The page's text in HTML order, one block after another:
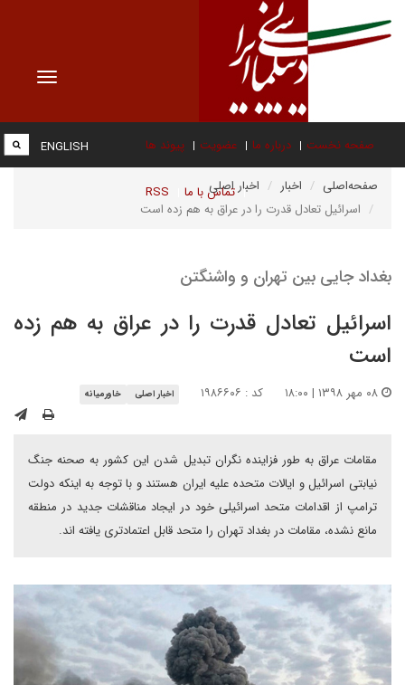
Toggle
صفحه نخست درباره ما عضویت پیوند ها
تماس با ما RSS
ENGLISH
صفحه‌اصلی اخبار
اخبار اصلی
اسرائیل تعادل قدرت را در عراق به هم زده است
بغداد جایی بین تهران و واشنگتن
اسرائیل تعادل قدرت را در عراق به هم زده
است
کد : ۱۹۸۶۶۰۶ اخبار اصلی خاورمیانه
مقامات عراق به طور فزاینده نگران تبدیل شدن این کشور به صحنه جنگ
نیابتی اسرائیل و ایالات متحده علیه ایران هستند و با توجه به اینکه دولت
ترامپ از اقدامات متحد اسرائیلی خود در ایجاد مناقشات جدید در منطقه
مانع نشده، مقامات در بغداد تهران را متحد قابل اعتمادتری یافته اند.